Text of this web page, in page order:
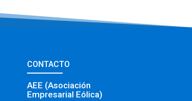
CONTACTO
AEE (Asociación
Empresarial Eólica)